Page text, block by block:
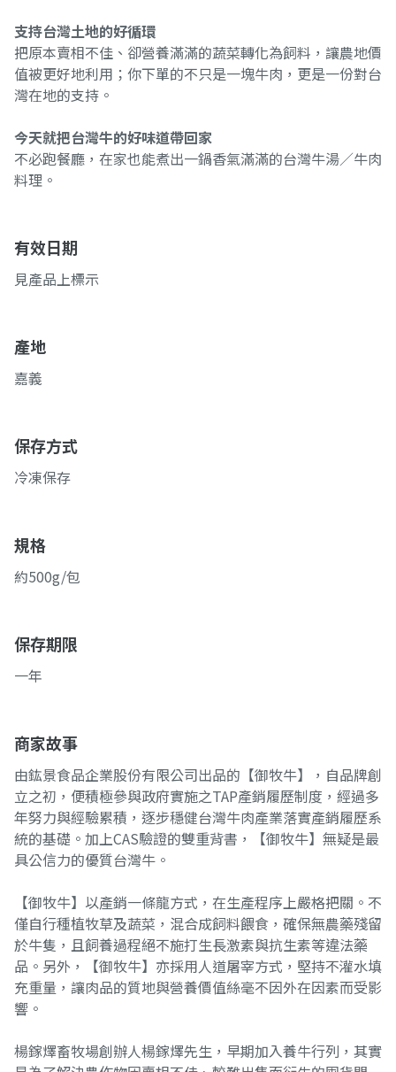
支持台灣土地的好循環
把原本賣相不佳、卻營養滿滿的蔬菜轉化為飼料，讓農地價
值被更好地利用；你下單的不只是一塊牛肉，更是一份對台
灣在地的支持。
今天就把台灣牛的好味道帶回家
不必跑餐廳，在家也能煮出一鍋香氣滿滿的台灣牛湯／牛肉
料理。
有效日期
見產品上標示
產地
嘉義
保存方式
冷凍保存
規格
約500g/包
保存期限
一年
商家故事
由鈜景食品企業股份有限公司出品的【御牧牛】，自品牌創
立之初，便積極參與政府實施之TAP產銷履歷制度，經過多
年努力與經驗累積，逐步穩健台灣牛肉產業落實產銷履歷系
統的基礎。加上CAS驗證的雙重背書，【御牧牛】無疑是最
具公信力的優質台灣牛。
【御牧牛】以產銷一條龍方式，在生產程序上嚴格把關。不
僅自行種植牧草及蔬菜，混合成飼料餵食，確保無農藥殘留
於牛隻，且飼養過程絕不施打生長激素與抗生素等違法藥
品。另外，【御牧牛】亦採用人道屠宰方式，堅持不灌水填
充重量，讓肉品的質地與營養價值絲毫不因外在因素而受影
響。
楊鎵燡畜牧場創辦人楊鎵燡先生，早期加入養牛行列，其實